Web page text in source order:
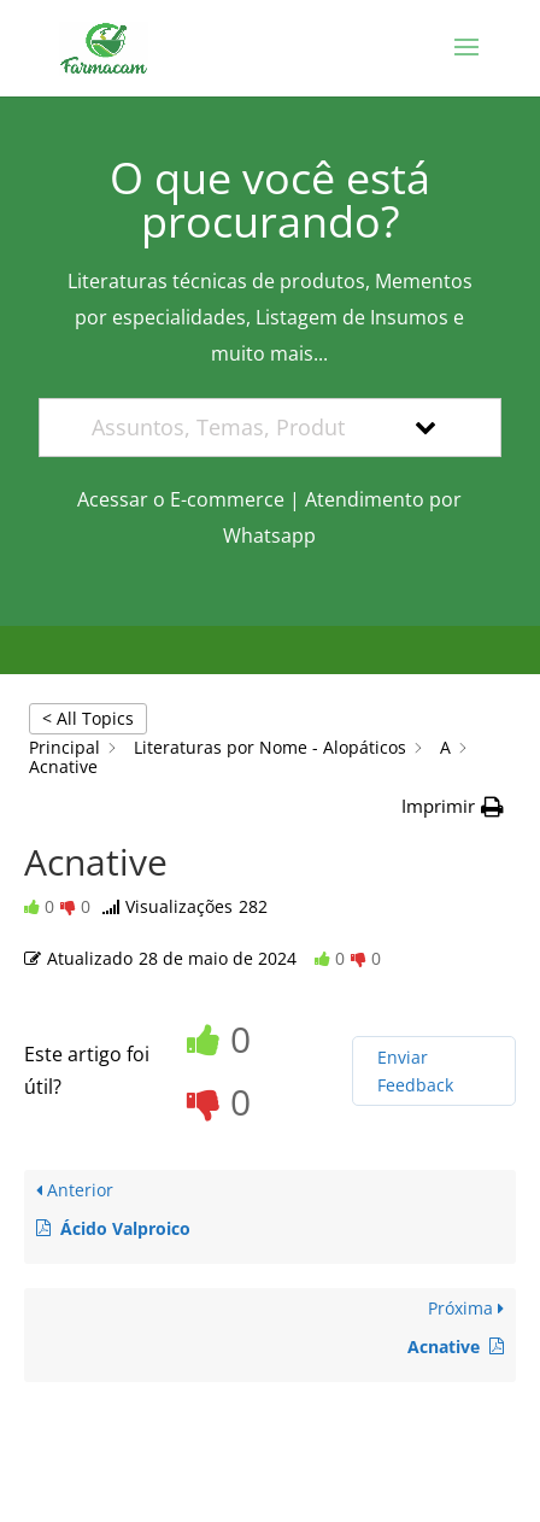
O que você está
procurando?
Literaturas técnicas de produtos, Mementos
por especialidades, Listagem de Insumos e
muito mais...
Acessar o E-commerce |Atendimento por
Whatsapp
< All Topics
Principal
Literaturas por Nome - Alopáticos
A
Acnative
Imprimir
Acnative
0 0 Visualizações 282
Atualizado 28 de maio de 2024 0 0
Este artigo foi
útil?
0
0
Enviar
Feedback
Anterior
Ácido Valproico
Próxima
Acnative